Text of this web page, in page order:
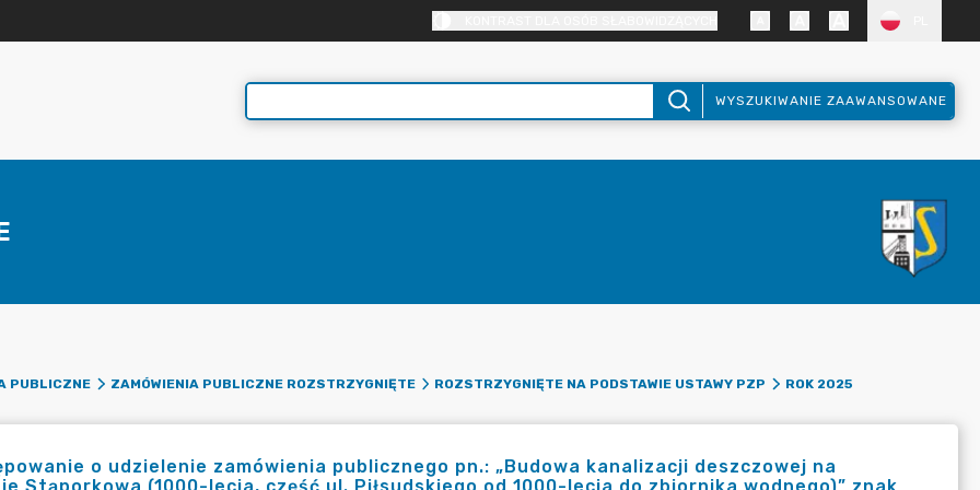
WYSZUKIWANIE ZAAWANSOWANE
PUBLICZNE ZAMÓWIENIA PUBLICZNE ROZSTRZYGNIĘTE ROZSTRZYGNIĘTE NA PODSTAWIE USTAWY PZP ROK 2025
o udzielenie zamówienia publicznego pn.: „Budowa kanalizacji deszczowej na